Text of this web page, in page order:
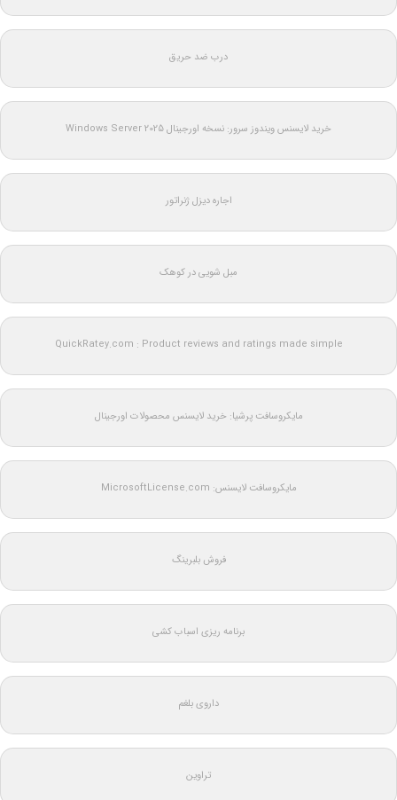
درب ضد حریق
خرید لایسنس ویندوز سرور: نسخه اورجینال Windows Server 2025
اجاره دیزل ژنراتور
مبل شویی در کوهک
QuickRatey.com : Product reviews and ratings made simple
مایکروسافت پرشیا: خرید لایسنس محصولات اورجینال
مایکروسافت لایسنس: MicrosoftLicense.com
فروش بلبرینگ
برنامه ریزی اسباب کشی
داروی بلغم
تراوین